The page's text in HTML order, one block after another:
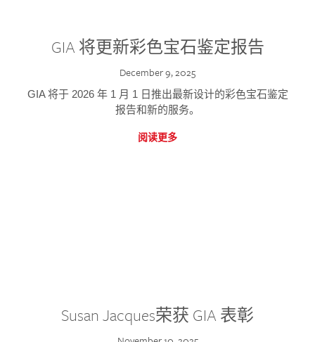
GIA 将更新彩色宝石鉴定报告
December 9, 2025
GIA 将于 2026 年 1 月 1 日推出最新设计的彩色宝石鉴定
报告和新的服务。
阅读更多
Susan Jacques荣获 GIA 表彰